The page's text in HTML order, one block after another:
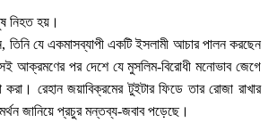
নিহত হয়।
তিনি যে একমাসব্যাপী একটি ইসলামী আচার পালন করছেন
আক্রমণের পর দেশে যে মুসলিম-বিরোধী মনোভাব জেগে
রেহান জয়াবিক্রমের টুইটার ফিডে তার রোজা রাখার
জানিয়ে প্রচুর মন্তব্য-জবাব পড়েছে।